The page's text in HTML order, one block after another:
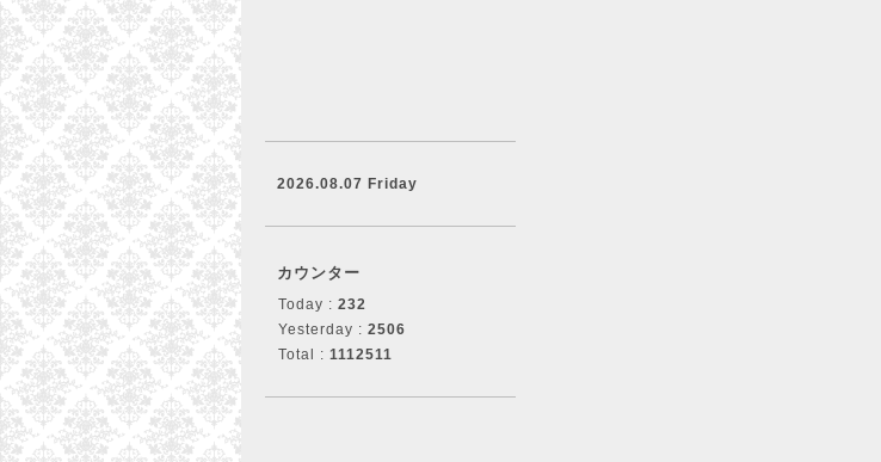
2026.08.07 Friday
カウンター
Today : 232
Yesterday : 2506
Total : 1112511